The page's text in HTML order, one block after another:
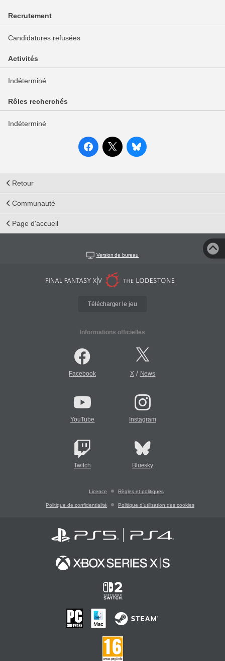
Recrutement
Candidatures refusées
Activités
Indéterminé
Rôles recherchés
Indéterminé
Retour
Communauté
Page d'accueil
Version de bureau
Télécharger le jeu
Informations officielles
Facebook X/ News
YouTube Instagram
Twitch Bluesky
Licence Règles et politiques
Politique de confidentialité Politique d'utilisation des cookies